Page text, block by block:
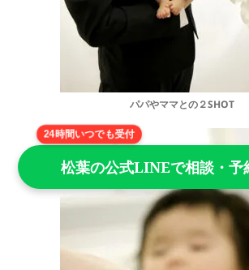
パパやママとの２SHOT
24時間いつでも受付
松葉の公式LINEで相談・予